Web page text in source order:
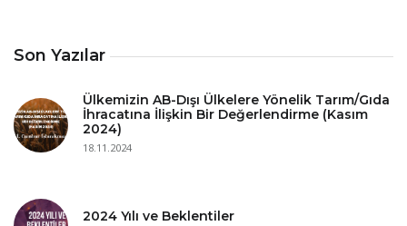
Son Yazılar
Ülkemizin AB-Dışı Ülkelere Yönelik Tarım/Gıda
İhracatına İlişkin Bir Değerlendirme (Kasım
2024)
18.11.2024
2024 Yılı ve Beklentiler